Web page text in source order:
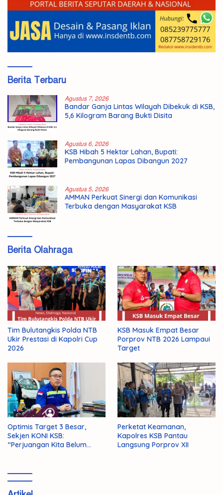
Berita Terbaru
Agustus 7, 2026
Bandar Ganja Lintas Wilayah Dibekuk di KSB,
5,6 Kilogram Barang Bukti Disita
Agustus 6, 2026
KSB Hibah 5 Hektar Lahan, Bupati:
Pembangunan Lapas Dibangun 2027
Agustus 5, 2026
AMMAN Perkuat Sinergi dan Komunikasi
Terbuka dengan Masyarakat KSB
Berita Olahraga
Tim Bulutangkis Polda NTB
Ukir Prestasi di Kapolri Cup
2026
KSB Masuk Empat Besar
Porprov NTB 2026 Lampaui
Target
Optimis Target 3 Besar,
Sekjen KONI KSB:
“Perjuangan Kita Belum
Perketat Keamanan,
Kapolres KSB Pantau
Langsung Porprov XII